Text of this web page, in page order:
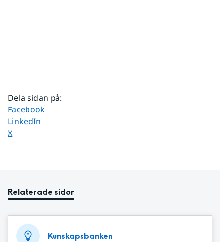
Dela sidan på:
Dela sidan på
Facebook
Dela sidan på
LinkedIn
Dela sidan på
X
Relaterade sidor
Kunskapsbanken